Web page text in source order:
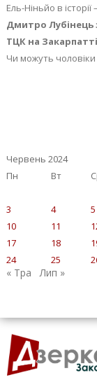
Ель-Ніньйо в
Дмитро Лубінець
ТЦК на
Чи можуть
Червень 2024
Пн
Вт
3
4 5
10
11
17
18
24
25
« Тра Лип »